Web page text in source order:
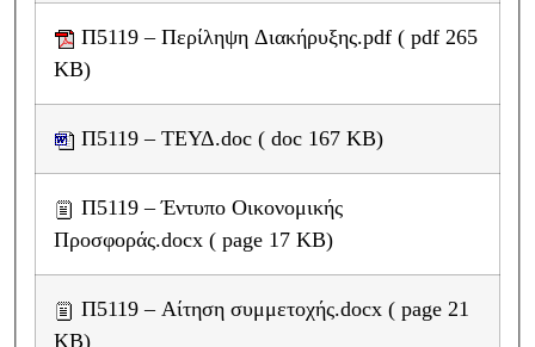
KB)
Π5119 – ΤΕΥΔ.doc ( doc 167 KB)
Προσφοράς.docx ( page 17 KB)
KB)